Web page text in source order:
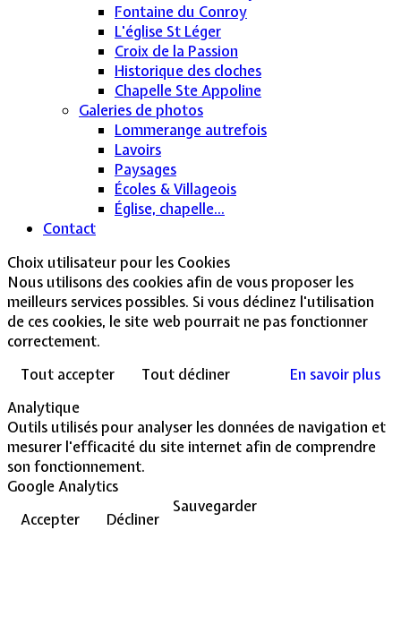
Fontaine du Conroy
L'église St Léger
Croix de la Passion
Historique des cloches
Chapelle Ste Appoline
Galeries de photos
Lommerange autrefois
Lavoirs
Paysages
Écoles & Villageois
Église, chapelle...
Contact
Choix utilisateur pour les Cookies
Nous utilisons des cookies afin de vous proposer les
meilleurs services possibles. Si vous déclinez l'utilisation
de ces cookies, le site web pourrait ne pas fonctionner
correctement.
Tout accepter
Tout décliner
En savoir plus
Analytique
Outils utilisés pour analyser les données de navigation et
mesurer l'efficacité du site internet afin de comprendre
son fonctionnement.
Google Analytics
Accepter
Décliner
Sauvegarder